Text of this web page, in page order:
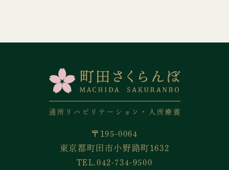
通所リハビリテーション・入所療養
〒195-0064
東京都町田市小野路町1632
TEL.042-734-9500